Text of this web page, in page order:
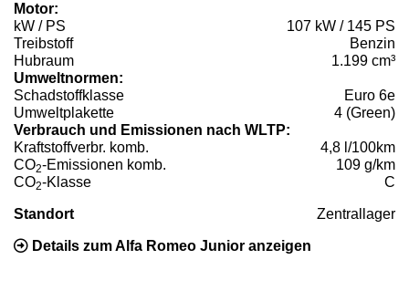
Motor:
kW / PS
107 kW / 145 PS
Treibstoff
Benzin
Hubraum
1.199 cm³
Umweltnormen:
Schadstoffklasse
Euro 6e
Umweltplakette
4 (Green)
Verbrauch und Emissionen nach WLTP:
Kraftstoffverbr. komb.
4,8 l/100km
CO2-Emissionen komb.
109 g/km
CO2-Klasse C
Standort Zentrallager
Details zum Alfa Romeo Junior anzeigen